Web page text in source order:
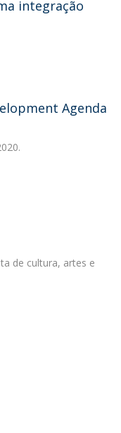
integração
Agenda
de cultura, artes e